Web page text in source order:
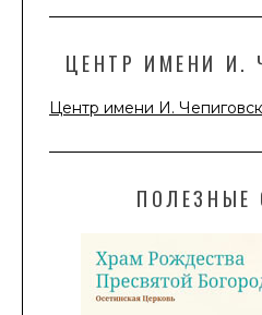
ЦЕНТР ИМЕНИ И.
Центр имени И.
ПОЛЕЗНЫЕ